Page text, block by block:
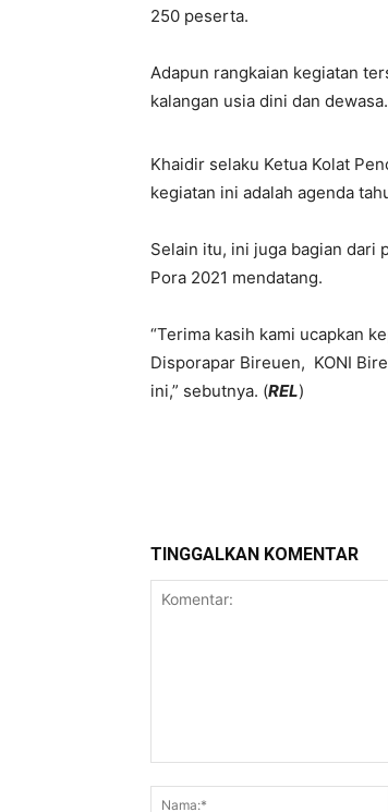
250 peserta.
Adapun rangkaian kegiatan
kalangan usia dini dan dewasa.
Khaidir selaku Ketua Kolat
kegiatan ini adalah agenda
Selain itu, ini juga bagian dari
Pora 2021 mendatang.
“Terima kasih kami ucapkan
Disporapar Bireuen, KONI
ini,” sebutnya. (REL)
TINGGALKAN KOMENTAR